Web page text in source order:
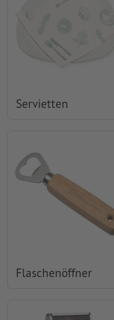
Servietten
Flaschenöffner